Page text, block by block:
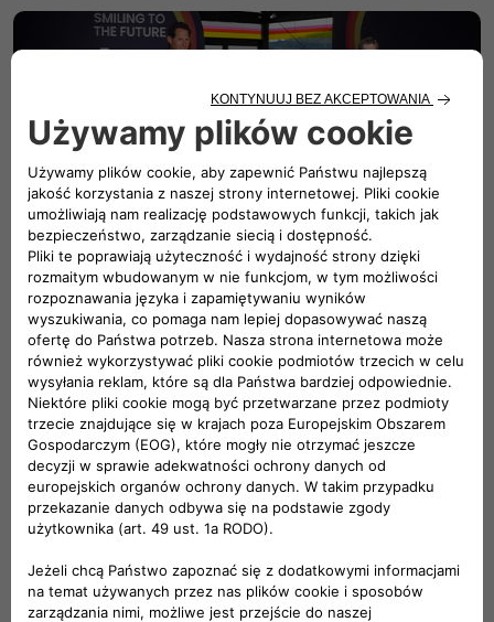
FIAT świętuje swoje pierwsze 125 lat i z uśmiechem
patrzy w przyszłość
W budynku Lingotto w Turynie zakończyła się impreza z
okazji 125-lecia marki FIAT pod hasłem „Uśmiech do
przyszłości”.
DOWIEDZ SIĘ WIĘCEJ